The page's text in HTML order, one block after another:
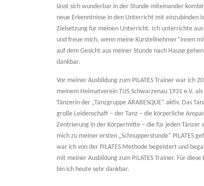
lässt sich wunderbar in der Stunde miteinander
neue Erkenntnisse in den Unterricht mit einzubinden
Zielsetzung für meinen Unterricht. Ich unterrichte
und freue mich, wenn meine Kursteilnehmer*innen
auf dem Gesicht aus meiner Stunde nach Hause
dankbar.
Vor meiner Ausbildung zum PILATES Trainer war ich
meinem Heimatverein TUS Schwarzenau 1931 e.V.
Tänzerin der „Tanzgruppe ARABESQUE“ aktiv. Das
große Leidenschaft – der Tanz – die körperliche
Zentrierung in der Körpermitte – die für jeden Tänzer
mich zu meiner ersten „Schnupperstunde“ PILATES
war ich von der PILATES Methode begeistert und
mit meiner Ausbildung zum PILATES Trainer. Für diese
bin ich heute sehr dankbar.